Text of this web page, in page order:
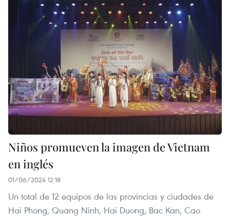
Niños promueven la imagen de Vietnam
en inglés
01/06/2024 12:18
Un total de 12 equipos de las provincias y ciudades de
Hai Phong, Quang Ninh, Hai Duong, Bac Kan, Cao